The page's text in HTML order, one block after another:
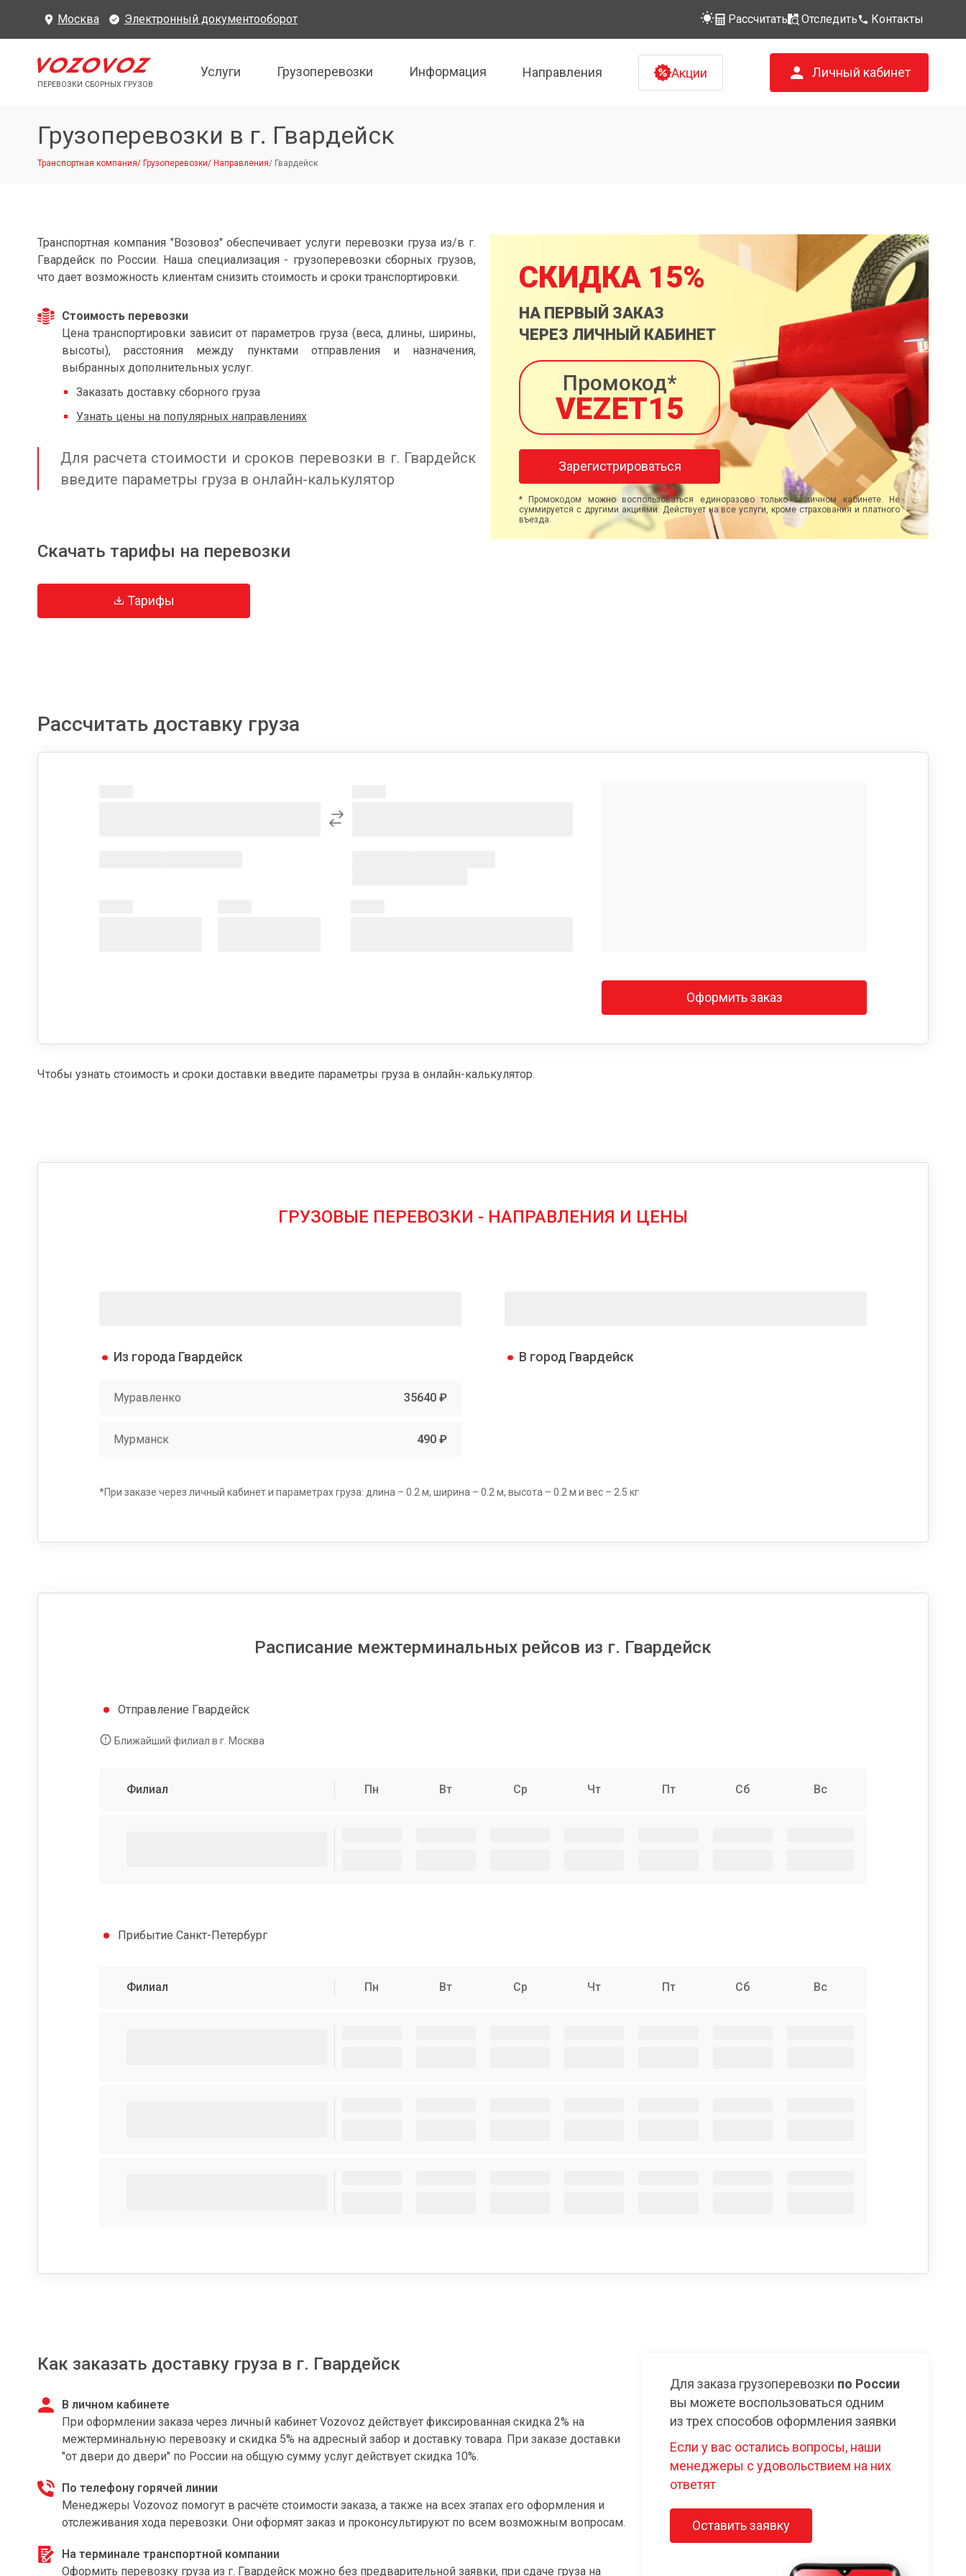
Москва Электронный документооборот Рассчитать Отследить Контакты
ПЕРЕВОЗКИ СБОРНЫХ ГРУЗОВ
Услуги Грузоперевозки Информация Направления Акции Личный кабинет
Грузоперевозки в г. Гвардейск
Транспортная компания/ Грузоперевозки/ Направления/ Гвардейск
Транспортная компания "Возовоз" обеспечивает услуги перевозки груза из/в г.
Гвардейск по России. Наша специализация - грузоперевозки сборных грузов,
что дает возможность клиентам снизить стоимость и сроки транспортировки.
Стоимость перевозки
Цена транспортировки зависит от параметров груза (веса, длины, ширины,
высоты), расстояния между пунктами отправления и назначения,
выбранных дополнительных услуг.
Заказать доставку сборного груза
Узнать цены на популярных направлениях
Для расчета стоимости и сроков перевозки в г. Гвардейск
введите параметры груза в онлайн-калькулятор
Скачать тарифы на перевозки
Тарифы
СКИДКА 15%
НА ПЕРВЫЙ ЗАКАЗ
ЧЕРЕЗ ЛИЧНЫЙ КАБИНЕТ
Промокод*
VEZET15
Зарегистрироваться
* Промокодом можно воспользоваться единоразово только в личном кабинете. Не
суммируется с другими акциями. Действует на все услуги, кроме страхования и платного
въезда.
Рассчитать доставку груза
Оформить заказ
Чтобы узнать стоимость и сроки доставки введите параметры груза в онлайн-калькулятор.
ГРУЗОВЫЕ ПЕРЕВОЗКИ - НАПРАВЛЕНИЯ И ЦЕНЫ
Из города Гвардейск
Муравленко 35640 ₽
Мурманск 490 ₽
В город Гвардейск
*При заказе через личный кабинет и параметрах груза: длина – 0.2 м, ширина – 0.2 м, высота – 0.2 м и вес – 2.5 кг
Расписание межтерминальных рейсов из г. Гвардейск
Отправление Гвардейск
Ближайший филиал в г. Москва
Филиал Пн Вт Ср Чт Пт Сб Вс
Прибытие Санкт-Петербург
Филиал Пн Вт Ср Чт Пт Сб Вс
Как заказать доставку груза в г. Гвардейск
В личном кабинете
При оформлении заказа через личный кабинет Vozovoz действует фиксированная скидка 2% на
межтерминальную перевозку и скидка 5% на адресный забор и доставку товара. При заказе доставки
"от двери до двери" по России на общую сумму услуг действует скидка 10%.
По телефону горячей линии
Менеджеры Vozovoz помогут в расчёте стоимости заказа, а также на всех этапах его оформления и
отслеживания хода перевозки. Они оформят заказ и проконсультируют по всем возможным вопросам.
На терминале транспортной компании
Оформить перевозку груза из г. Гвардейск можно без предварительной заявки, при сдаче груза на
Для заказа грузоперевозки по России
вы можете воспользоваться одним
из трех способов оформления заявки
Если у вас остались вопросы, наши
менеджеры с удовольствием на них
ответят
Оставить заявку